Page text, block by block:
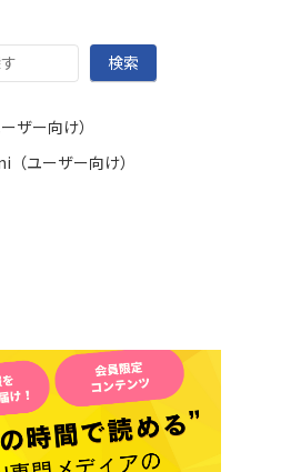
検索
ザー向け）
ユーザー向け）